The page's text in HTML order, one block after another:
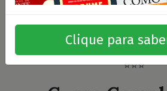
⭐⭐⭐
Clique para